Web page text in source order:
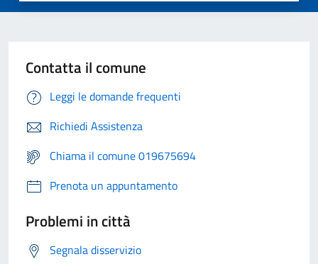
Contatta il comune
Leggi le domande frequenti
Richiedi Assistenza
Chiama il comune 019675694
Prenota un appuntamento
Problemi in città
Segnala disservizio